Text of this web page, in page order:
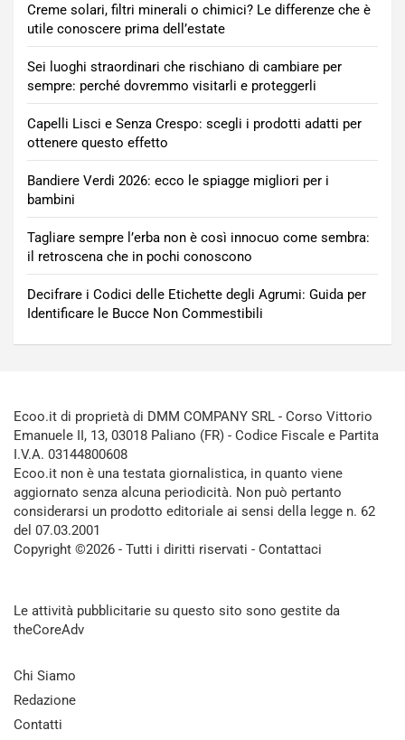
Creme solari, filtri minerali o chimici? Le differenze che è
utile conoscere prima dell’estate
Sei luoghi straordinari che rischiano di cambiare per
sempre: perché dovremmo visitarli e proteggerli
Capelli Lisci e Senza Crespo: scegli i prodotti adatti per
ottenere questo effetto
Bandiere Verdi 2026: ecco le spiagge migliori per i
bambini
Tagliare sempre l’erba non è così innocuo come sembra:
il retroscena che in pochi conoscono
Decifrare i Codici delle Etichette degli Agrumi: Guida per
Identificare le Bucce Non Commestibili
Ecoo.it di proprietà di DMM COMPANY SRL - Corso Vittorio
Emanuele II, 13, 03018 Paliano (FR) - Codice Fiscale e Partita
I.V.A. 03144800608
Ecoo.it non è una testata giornalistica, in quanto viene
aggiornato senza alcuna periodicità. Non può pertanto
considerarsi un prodotto editoriale ai sensi della legge n. 62
del 07.03.2001
Copyright ©2026 - Tutti i diritti riservati - Contattaci
Le attività pubblicitarie su questo sito sono gestite da
theCoreAdv
Chi Siamo
Redazione
Contatti